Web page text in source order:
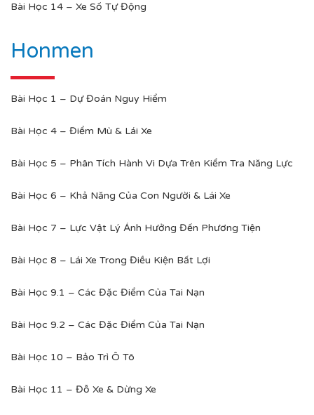
Bài Học 14 – Xe Số Tự Động
Honmen
Bài Học 1 – Dự Đoán Nguy Hiểm
Bài Học 4 – Điểm Mù & Lái Xe
Bài Học 5 – Phân Tích Hành Vi Dựa Trên Kiểm Tra Năng Lực
Bài Học 6 – Khả Năng Của Con Người & Lái Xe
Bài Học 7 – Lực Vật Lý Ảnh Hưởng Đến Phương Tiện
Bài Học 8 – Lái Xe Trong Điều Kiện Bất Lợi
Bài Học 9.1 – Các Đặc Điểm Của Tai Nạn
Bài Học 9.2 – Các Đặc Điểm Của Tai Nạn
Bài Học 10 – Bảo Trì Ô Tô
Bài Học 11 – Đỗ Xe & Dừng Xe